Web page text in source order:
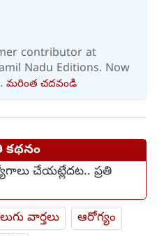
contributor at
Nadu Editions. Now
మరింత చదవండి
చేయట్లేదట.. ప్రతి
వార్తలు
ఆరోగ్యం